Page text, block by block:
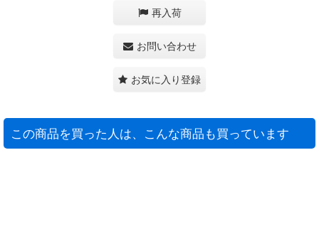
再入荷
お問い合わせ
お気に入り登録
この商品を買った人は、こんな商品も買っています